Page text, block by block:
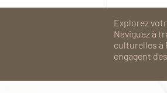
Explorez
Naviguez à
culturelles à
engagent